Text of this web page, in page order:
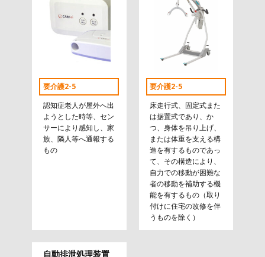
要介護2-5
認知症老人が屋外へ出
ようとした時等、セン
サーにより感知し、家
族、隣人等へ通報する
もの
要介護2-5
床走行式、固定式また
は据置式であり、か
つ、身体を吊り上げ、
または体重を支える構
造を有するものであっ
て、その構造により、
自力での移動が困難な
者の移動を補助する機
能を有するもの（取り
付けに住宅の改修を伴
うものを除く）
自動排泄処理装置